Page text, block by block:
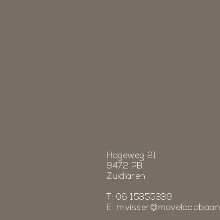
Hogeweg 21
9472 PB
Zuidlaren
T: 06 15355339
E: